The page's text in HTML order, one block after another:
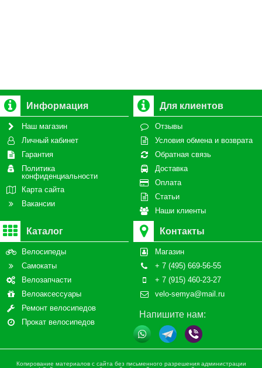
Информация
Наш магазин
Личный кабинет
Гарантия
Политика
конфиденциальности
Карта сайта
Вакансии
Для клиентов
Отзывы
Условия обмена и возврата
Обратная связь
Доставка
Оплата
Статьи
Наши клиенты
Каталог
Велосипеды
Самокаты
Велозапчасти
Велоаксессуары
Ремонт велосипедов
Прокат велосипедов
Контакты
Магазин
+ 7 (495) 669-56-55
+ 7 (915) 460-23-27
velo-semya@mail.ru
Напишите нам:
Копирование материалов с сайта без письменного разрешения администрации